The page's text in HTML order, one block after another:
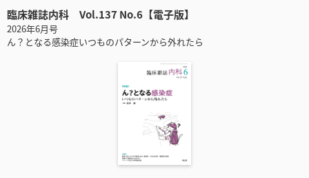
臨床雑誌内科 Vol.137 No.6【電子版】
2026年6月号
ん？となる感染症いつものパターンから外れたら